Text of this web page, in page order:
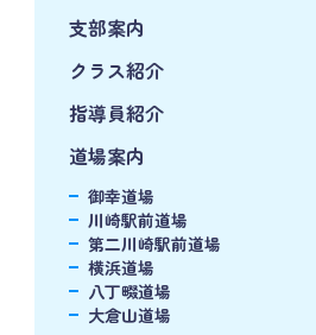
支部案内
クラス紹介
指導員紹介
道場案内
御幸道場
川崎駅前道場
第二川崎駅前道場
横浜道場
八丁畷道場
大倉山道場